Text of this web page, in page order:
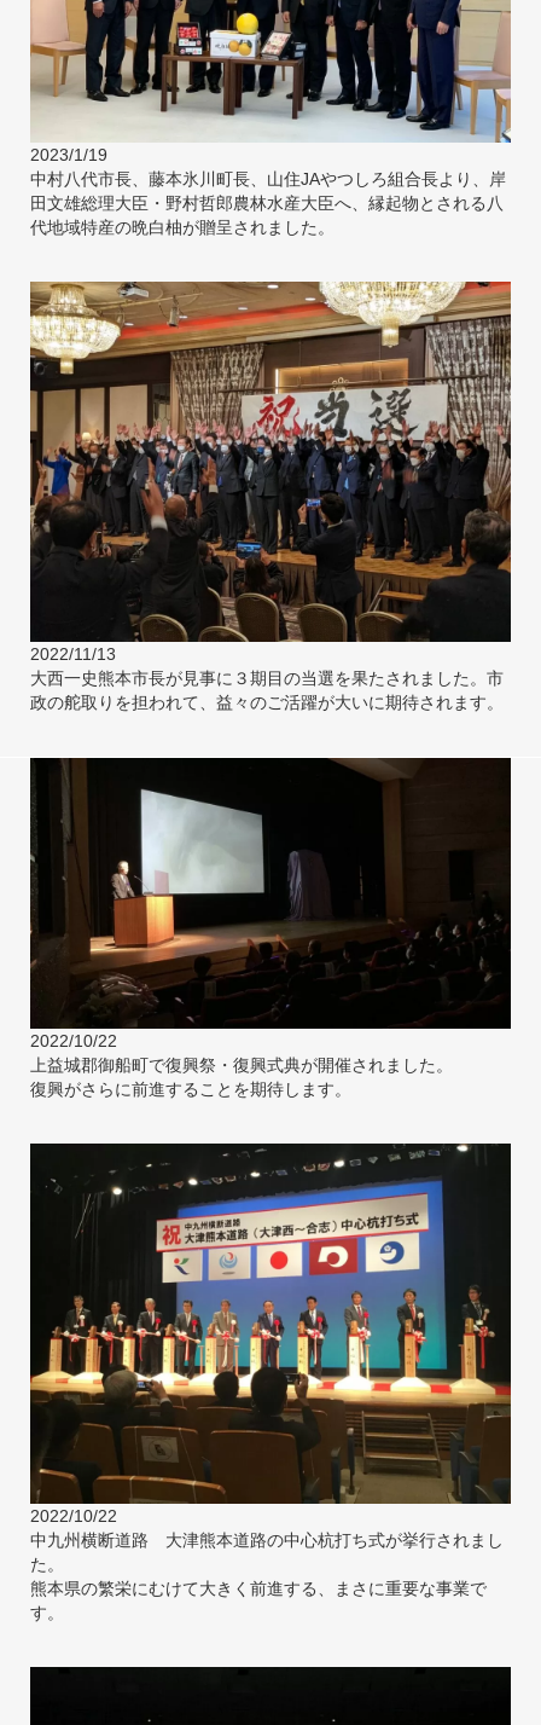
2023/1/19
中村八代市長、藤本氷川町長、山住JAやつしろ組合長より、岸
田文雄総理大臣・野村哲郎農林水産大臣へ、縁起物とされる八
代地域特産の晩白柚が贈呈されました。
2022/11/13
大西一史熊本市長が見事に３期目の当選を果たされました。市
政の舵取りを担われて、益々のご活躍が大いに期待されます。
2022/10/22
上益城郡御船町で復興祭・復興式典が開催されました。
復興がさらに前進することを期待します。
2022/10/22
中九州横断道路 大津熊本道路の中心杭打ち式が挙行されまし
た。
熊本県の繁栄にむけて大きく前進する、まさに重要な事業で
す。